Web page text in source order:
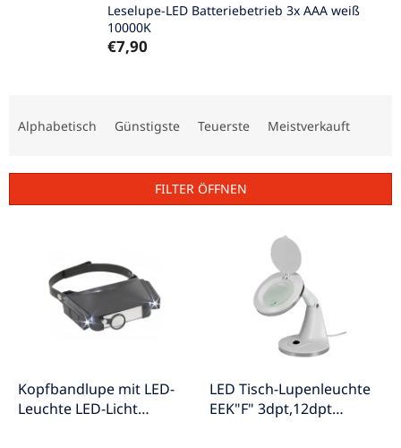
Leselupe-LED Batteriebetrieb 3x AAA weiß
10000K
€7,90
k
Alphabetisch Günstigste Teuerste Meistverkauft
FILTER ÖFFNEN
Kopfbandlupe mit LED-
Leuchte LED-Licht
LED Tisch-Lupenleuchte
EEK"F" 3dpt,12dpt